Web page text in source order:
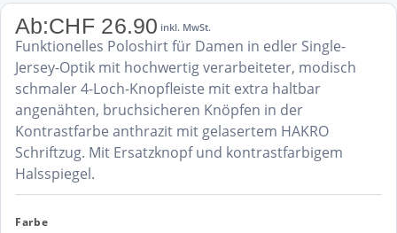
Ab:CHF26.90 inkl. MwSt.
Funktionelles Poloshirt für Damen in edler Single-
Jersey-Optik mit hochwertig verarbeiteter, modisch
schmaler 4-Loch-Knopfleiste mit extra haltbar
angenähten, bruchsicheren Knöpfen in der
Kontrastfarbe anthrazit mit gelasertem HAKRO
Schriftzug. Mit Ersatzknopf und kontrastfarbigem
Halsspiegel.
Farbe